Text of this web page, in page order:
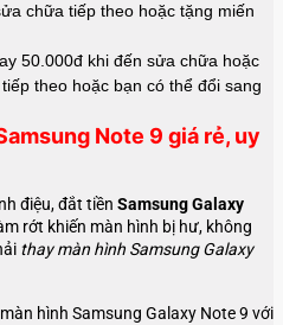
chữa tiếp theo hoặc tặng miến
50.000đ khi đến sửa chữa hoặc
theo hoặc bạn có thể đổi sang
Note 9 giá rẻ, uy
điệu, đắt tiền Samsung Galaxy
rớt khiến màn hình bị hư, không
thay màn hình Samsung Galaxy
hình Samsung Galaxy Note 9 với